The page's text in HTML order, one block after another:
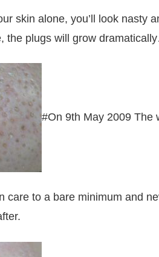
skin alone, you’ll look nasty
the plugs will grow
#On 9th May 2009 The
care to a bare minimum and